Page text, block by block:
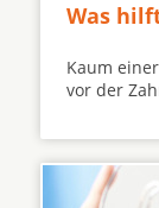
Was
Kaum
vor der